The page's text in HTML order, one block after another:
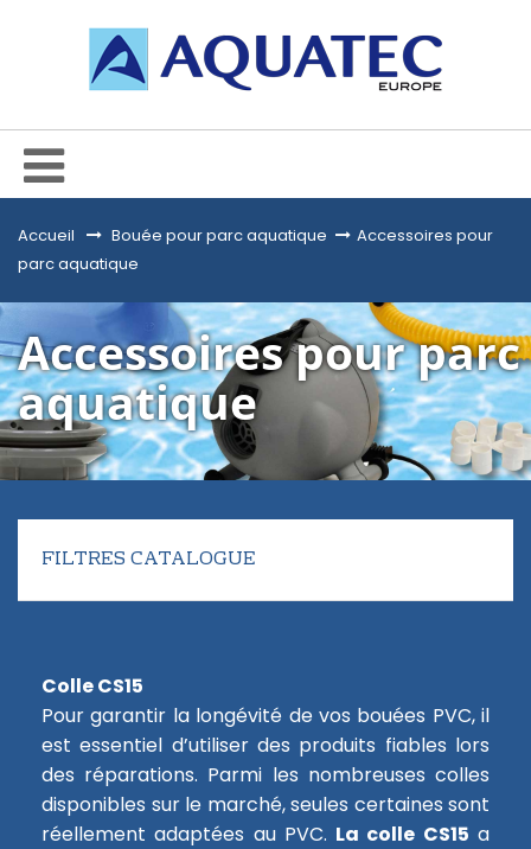
Accueil &gt;Bouée pour parc aquatique > Accessoires pour
parc aquatique
Accessoires pour parc
aquatique
FILTRES CATALOGUE
Colle CS15
Pour garantir la longévité de vos bouées PVC, il
est essentiel d’utiliser des produits fiables lors
des réparations. Parmi les nombreuses colles
disponibles sur le marché, seules certaines sont
réellement adaptées au PVC. La colle CS15 a